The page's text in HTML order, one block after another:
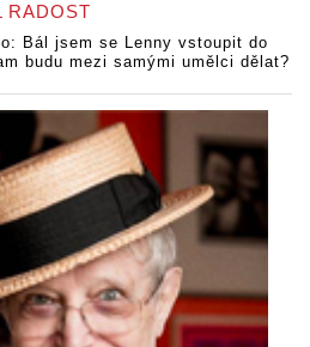
RADOST
Bál jsem se Lenny vstoupit do
budu mezi samými umělci dělat?